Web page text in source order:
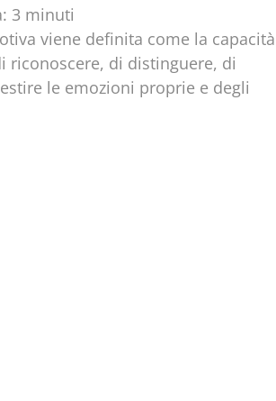
3 minuti
viene definita come la capacità
riconoscere, di distinguere, di
le emozioni proprie e degli